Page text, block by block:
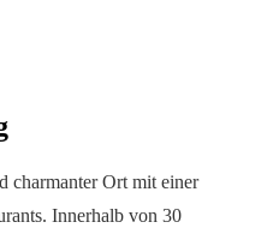
charmanter Ort mit einer
Innerhalb von 30